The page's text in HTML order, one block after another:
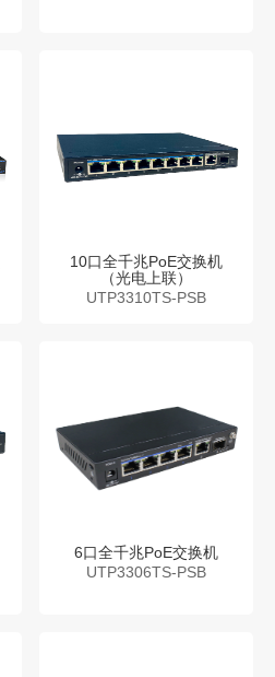
10口全千兆PoE交换机
（光电上联）
UTP3310TS-PSB
6口全千兆PoE交换机
UTP3306TS-PSB